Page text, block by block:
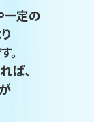
一定の
。
ば、